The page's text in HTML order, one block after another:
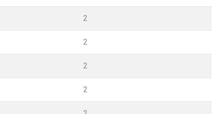
2
2
2
2